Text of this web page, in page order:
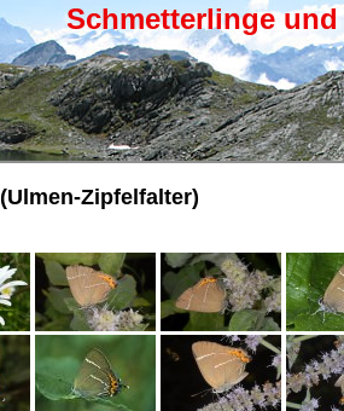
Schmetterlinge
Zipfelfalter)